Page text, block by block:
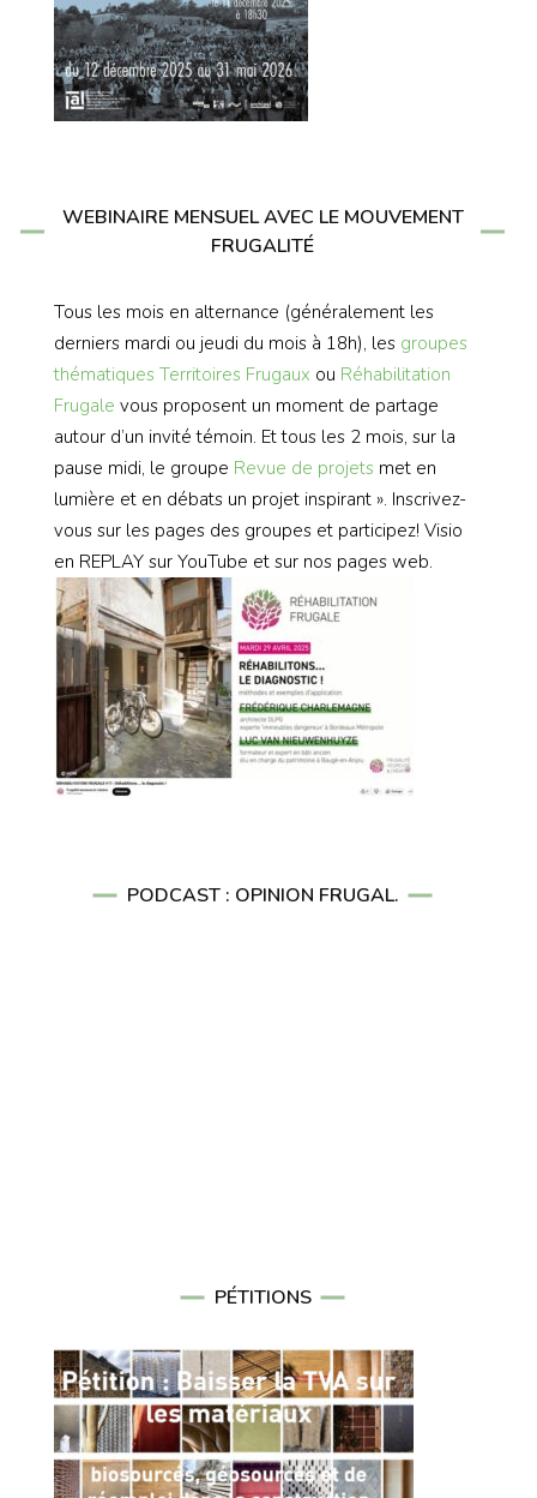
WEBINAIRE MENSUEL AVEC LE MOUVEMENT
FRUGALITÉ
Tous les mois en alternance (généralement les
derniers mardi ou jeudi du mois à 18h), les groupes
thématiques Territoires Frugaux ou Réhabilitation
Frugale vous proposent un moment de partage
autour d’un invité témoin. Et tous les 2 mois, sur la
pause midi, le groupe Revue de projets met en
lumière et en débats un projet inspirant ». Inscrivez-
vous sur les pages des groupes et participez! Visio
en REPLAY sur YouTube et sur nos pages web.
PODCAST : OPINION FRUGAL.
PÉTITIONS